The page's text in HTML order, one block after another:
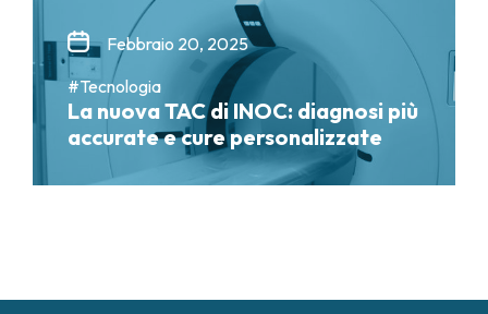
Febbraio 20, 2025
#Tecnologia
La nuova TAC di INOC: diagnosi più
accurate e cure personalizzate